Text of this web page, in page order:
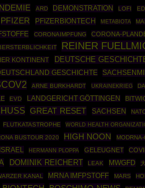
ARD DEMONSTRATION LOFI
PFIZER PFIZERBIONTECH METABIOTA
CORONAIMPFUNG CORONA-
REINER
KONTINENT DEUTSCHE
GESCHICHTE
ARNE BURKHARDT UKRAINEKRIEG
EVD LANDGERICHT GÖTTINGEN
GREAT RESET SACHSEN
FLUTKATASTROPHE WORLD HEALTH
BUSTOUR 2020 HIGH NOON
ISRAEL HERMANN PLOPPA GELEUGNET
DOMINIK REICHERT LEAK MWGFD
KANAL MRNA IMFPSTOFF MARS